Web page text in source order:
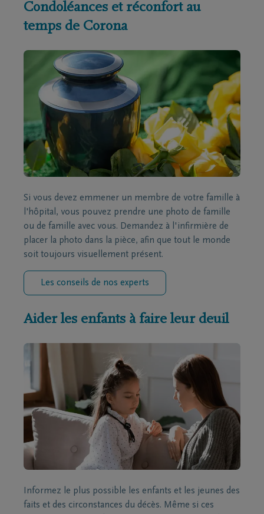
Condoléances et réconfort au
temps de Corona
Si vous devez emmener un membre de votre famille à
l'hôpital, vous pouvez prendre une photo de famille
ou de famille avec vous. Demandez à l'infirmière de
placer la photo dans la pièce, afin que tout le monde
soit toujours visuellement présent.
Les conseils de nos experts
Aider les enfants à faire leur deuil
Informez le plus possible les enfants et les jeunes des
faits et des circonstances du décès. Même si ces